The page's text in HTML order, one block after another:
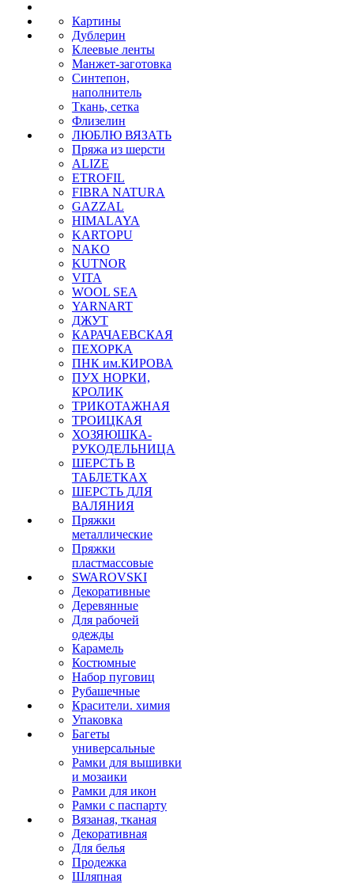
Картины
Дублерин
Клеевые ленты
Манжет-заготовка
Синтепон,
наполнитель
Ткань, сетка
Флизелин
ЛЮБЛЮ ВЯЗАТЬ
Пряжа из шерсти
ALIZE
ETROFIL
FIBRA NATURA
GAZZAL
HIMALAYA
KARTOPU
NAKO
KUTNOR
VITA
WOOL SEA
YARNART
ДЖУТ
КАРАЧАЕВСКАЯ
ПЕХОРКА
ПНК им.КИРОВА
ПУХ НОРКИ,
КРОЛИК
ТРИКОТАЖНАЯ
ТРОИЦКАЯ
ХОЗЯЮШКА-
РУКОДЕЛЬНИЦА
ШЕРСТЬ В
ТАБЛЕТКАХ
ШЕРСТЬ ДЛЯ
ВАЛЯНИЯ
Пряжки
металлические
Пряжки
пластмассовые
SWAROVSKI
Декоративные
Деревянные
Для рабочей
одежды
Карамель
Костюмные
Набор пуговиц
Рубашечные
Красители. химия
Упаковка
Багеты
универсальные
Рамки для вышивки
и мозаики
Рамки для икон
Рамки с паспарту
Вязаная, тканая
Декоративная
Для белья
Продежка
Шляпная